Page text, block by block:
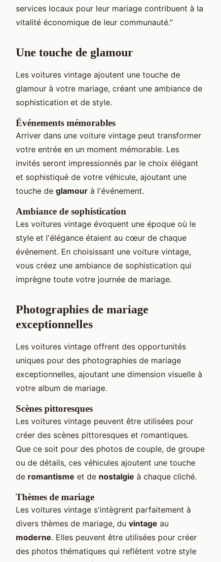
services locaux pour leur mariage contribuent à la
vitalité économique de leur communauté."
Une touche de glamour
Les voitures vintage ajoutent une touche de
glamour à votre mariage, créant une ambiance de
sophistication et de style.
Événements mémorables
Arriver dans une voiture vintage peut transformer
votre entrée en un moment mémorable. Les
invités seront impressionnés par le choix élégant
et sophistiqué de votre véhicule, ajoutant une
touche de glamour à l'événement.
Ambiance de sophistication
Les voitures vintage évoquent une époque où le
style et l'élégance étaient au cœur de chaque
événement. En choisissant une voiture vintage,
vous créez une ambiance de sophistication qui
imprègne toute votre journée de mariage.
Photographies de mariage
exceptionnelles
Les voitures vintage offrent des opportunités
uniques pour des photographies de mariage
exceptionnelles, ajoutant une dimension visuelle à
votre album de mariage.
Scènes pittoresques
Les voitures vintage peuvent être utilisées pour
créer des scènes pittoresques et romantiques.
Que ce soit pour des photos de couple, de groupe
ou de détails, ces véhicules ajoutent une touche
de romantisme et de nostalgie à chaque cliché.
Thèmes de mariage
Les voitures vintage s'intègrent parfaitement à
divers thèmes de mariage, du vintage au
moderne. Elles peuvent être utilisées pour créer
des photos thématiques qui reflètent votre style